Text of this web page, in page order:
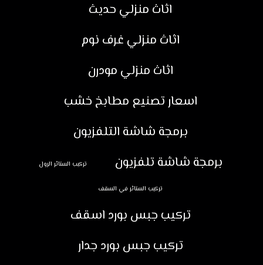
اثاث منزلي حديث
اثاث منزلي غرف نوم
اثاث منزلي مودرن
اسعار تصنيع مطابخ خشب
برمجة شاشة التلفزيون
برمجة شاشة تلفزيون
تركيب الستائر الرول
تركيب الستائر في السقف
تركيب جبس بورد اسقف
تركيب جبس بورد جدار